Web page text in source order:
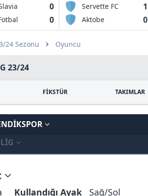
B
0
0
Servette FC
Chenois
1
Aktobe 0
24 Sezonu Oyuncu
23/24
FİKSTÜR TAKIMLAR
Kullandığı Ayak Sağ/Sol